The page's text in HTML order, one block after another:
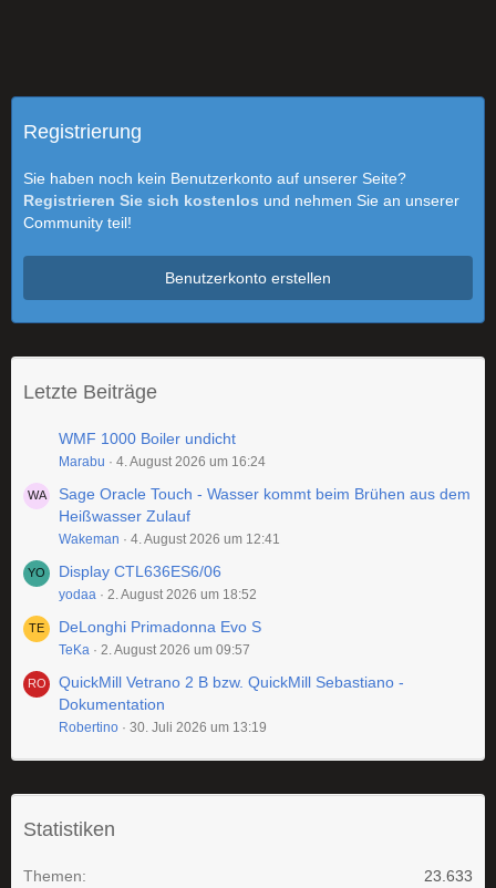
Registrierung
Sie haben noch kein Benutzerkonto auf unserer Seite?
Registrieren Sie sich kostenlos und nehmen Sie an unserer
Community teil!
Benutzerkonto erstellen
Letzte Beiträge
WMF 1000 Boiler undicht
Marabu 4. August 2026 um 16:24
Sage Oracle Touch - Wasser kommt beim Brühen aus dem
Heißwasser Zulauf
Wakeman 4. August 2026 um 12:41
Display CTL636ES6/06
yodaa 2. August 2026 um 18:52
DeLonghi Primadonna Evo S
TeKa 2. August 2026 um 09:57
QuickMill Vetrano 2 B bzw. QuickMill Sebastiano -
Dokumentation
Robertino 30. Juli 2026 um 13:19
Statistiken
Themen
23.633